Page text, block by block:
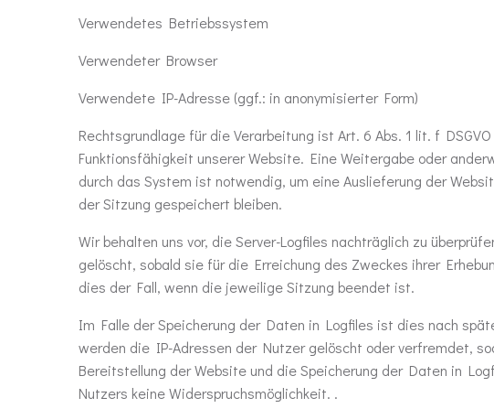
Verwendetes Betriebssystem
Verwendeter Browser
Verwendete IP-Adresse (ggf.: in anonymisierter Form)
Rechtsgrundlage für die Verarbeitung ist Art. 6 Abs. 1 lit. f
Funktionsfähigkeit unserer Website. Eine Weitergabe oder
durch das System ist notwendig, um eine Auslieferung der
der Sitzung gespeichert bleiben.
Wir behalten uns vor, die Server-Logfiles nachträglich zu
gelöscht, sobald sie für die Erreichung des Zweckes ihrer
dies der Fall, wenn die jeweilige Sitzung beendet ist.
Im Falle der Speicherung der Daten in Logfiles ist dies nach
werden die IP-Adressen der Nutzer gelöscht oder verfremdet,
Bereitstellung der Website und die Speicherung der Daten in
Nutzers keine Widerspruchsmöglichkeit. .